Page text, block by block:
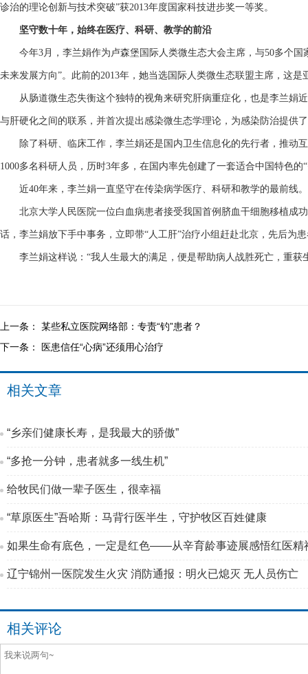
诊治的理论创新与技术突破”获2013年度国家科技进步奖一等奖。
坚守数十年，始终在医疗、科研、教学的前沿
今年3月，李兰娟作为卢森堡国际人类微生态大会主席，与50多个国
未来发展方向”。此前的2013年，她当选国际人类微生态联盟主席，这
从肠道微生态失衡这个独特的视角来研究肝病重症化，也是李兰娟
与肝硬化之间的联系，并首次提出感染微生态学理论，为感染防治提供
除了科研、临床工作，李兰娟还是国内卫生信息化的先行者，推动
1000多名科研人员，历时3年多，在国内率先创建了一套适合中国特色的
近40年来，李兰娟一直坚守在传染病学医疗、科研和教学的最前线。
北京大学人民医院一位白血病患者接受我国首例脐血干细胞移植成
话，李兰娟放下手中事务，立即带“人工肝”治疗小组赶赴北京，先后为
李兰娟这样说：“我人生最大的满足，便是帮助病人战胜死亡，重获
上一条： 某些私立医院网络部：专责“钓”患者？
下一条：
医患信任“心病”还须用心治疗
相关文章
“乡亲们健康长寿，是我最大的骄傲”
“多抢一分钟，患者就多一线生机”
给牧民们做一辈子医生，很幸福
“草原医生”吾哈斯：马背行医半生，守护牧区百姓健康
如果生命有底色，一定是红色——从辛育龄事迹展感悟红医精
辽宁锦州一医院发生火灾 消防通报：明火已熄灭 无人员伤亡
相关评论